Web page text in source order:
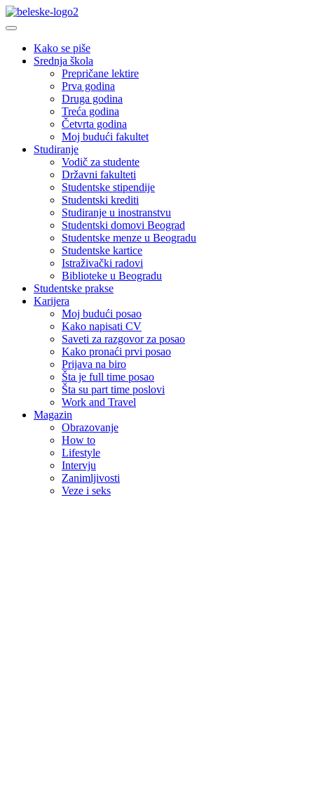
Kako se piše
Srednja škola
Prepričane lektire
Prva godina
Druga godina
Treća godina
Četvrta godina
Moj budući fakultet
Studiranje
Vodič za studente
Državni fakulteti
Studentske stipendije
Studentski krediti
Studiranje u inostranstvu
Studentski domovi Beograd
Studentske menze u Beogradu
Studentske kartice
Istraživački radovi
Biblioteke u Beogradu
Studentske prakse
Karijera
Moj budući posao
Kako napisati CV
Saveti za razgovor za posao
Kako pronaći prvi posao
Prijava na biro
Šta je full time posao
Šta su part time poslovi
Work and Travel
Magazin
Obrazovanje
How to
Lifestyle
Intervju
Zanimljivosti
Veze i seks